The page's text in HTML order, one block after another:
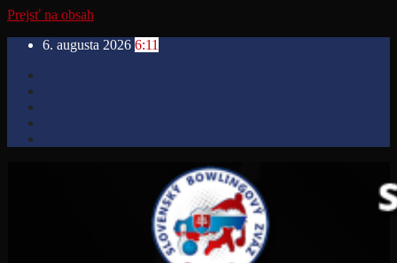
Prejsť na obsah
6. augusta 2026 6:11